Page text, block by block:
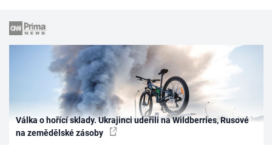
Válka o hořící sklady. Ukrajinci udeřili na Wildberries, Rusové
na zemědělské zásoby